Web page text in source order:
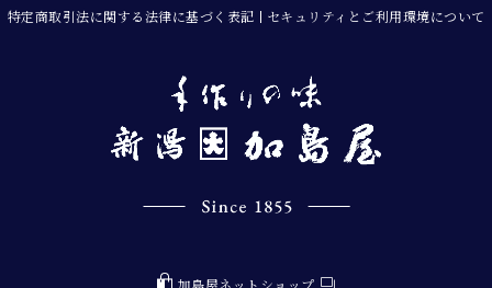
特定商取引法に関する法律に基づく表記
セキュリティとご利用環境について
加島屋ネットショップ